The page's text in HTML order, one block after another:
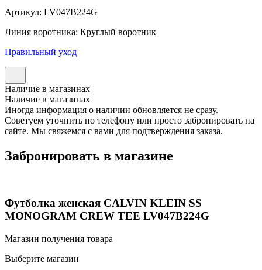
Артикул: LV047B224G
Линия воротника: Круглый воротник
Правильный уход
Наличие в магазинах
Наличие в магазинах
Иногда информация о наличии обновляется не сразу.
Советуем уточнить по телефону или просто забронировать на
сайте. Мы свяжемся с вами для подтверждения заказа.
Забронировать в магазине
Футболка женская CALVIN KLEIN SS
MONOGRAM CREW TEE LV047B224G
Магазин получения товара
Выберите магазин